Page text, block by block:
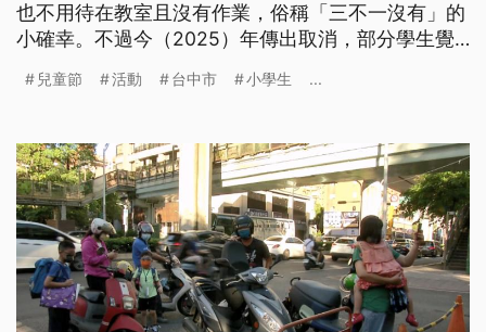
也不用待在教室且沒有作業，俗稱「三不一沒有」的
小確幸。不過今（2025）年傳出取消，部分學生覺
創意發想，有學校就改由舉辦其他活動應變。
兒童節 活動 台中市 小學生 ...